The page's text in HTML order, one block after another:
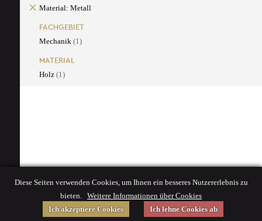
Material: Metall
FACHGEBIET
Mechanik (1)
MATERIAL
Holz (1)
Diese Seiten verwenden Cookies, um Ihnen ein besseres Nutzererlebnis zu
bieten. Weitere Informationen über Cookies
Ich akzeptiere Cookies
Ich lehne Cookies ab